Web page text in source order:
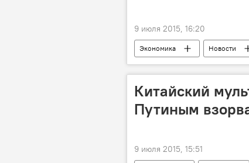
9 июля 2015, 16:20
Экономика Новости
СНГ
ратификация
Китайский
Путиным
9 июля 2015, 15:51